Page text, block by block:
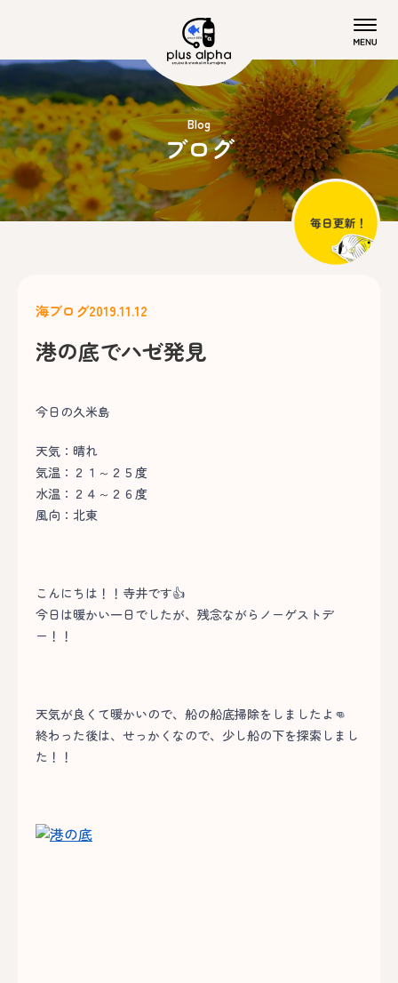
Blog
ブログ
海ブログ2019.11.12
港の底でハゼ発見
今日の久米島
天気：晴れ
気温：２１～２５度
水温：２４～２６度
風向：北東
こんにちは！！寺井です👍
今日は暖かい一日でしたが、残念ながらノーゲストデ
ー！！
天気が良くて暖かいので、船の船底掃除をしましたよ👊
終わった後は、せっかくなので、少し船の下を探索しまし
た！！